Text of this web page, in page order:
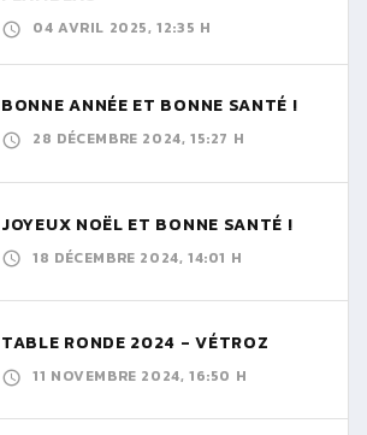
04 AVRIL 2025, 12:35 H
BONNE ANNÉE ET BONNE SANTÉ !
28 DÉCEMBRE 2024, 15:27 H
JOYEUX NOËL ET BONNE SANTÉ !
18 DÉCEMBRE 2024, 14:01 H
TABLE RONDE 2024 - VÉTROZ
11 NOVEMBRE 2024, 16:50 H